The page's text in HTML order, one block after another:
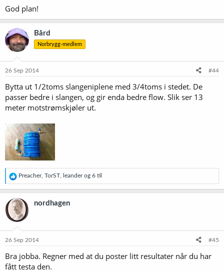
:
God plan!
Bård
Norbrygg-medlem
26 Sep 2014 #44
Bytta ut 1/2toms slangeniplene med 3/4toms i stedet. De
passer bedre i slangen, og gir enda bedre flow. Slik ser 13
meter motstrømskjøler ut.
R
e
a
k
s
j
o
e
Preacher, TorST leanderog 6 til
nordhagen
26 Sep 2014 #45
Bra jobba. Regner med at du poster litt resultater når du har
fått testa den.